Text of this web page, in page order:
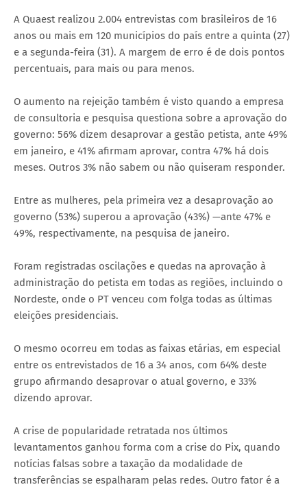
A Quaest realizou 2.004 entrevistas com brasileiros de 16
anos ou mais em 120 municípios do país entre a quinta (27)
e a segunda-feira (31). A margem de erro é de dois pontos
percentuais, para mais ou para menos.
O aumento na rejeição também é visto quando a empresa
de consultoria e pesquisa questiona sobre a aprovação do
governo: 56% dizem desaprovar a gestão petista, ante 49%
em janeiro, e 41% afirmam aprovar, contra 47% há dois
meses. Outros 3% não sabem ou não quiseram responder.
Entre as mulheres, pela primeira vez a desaprovação ao
governo (53%) superou a aprovação (43%) —ante 47% e
49%, respectivamente, na pesquisa de janeiro.
Foram registradas oscilações e quedas na aprovação à
administração do petista em todas as regiões, incluindo o
Nordeste, onde o PT venceu com folga todas as últimas
eleições presidenciais.
O mesmo ocorreu em todas as faixas etárias, em especial
entre os entrevistados de 16 a 34 anos, com 64% deste
grupo afirmando desaprovar o atual governo, e 33%
dizendo aprovar.
A crise de popularidade retratada nos últimos
levantamentos ganhou forma com a crise do Pix, quando
notícias falsas sobre a taxação da modalidade de
transferências se espalharam pelas redes. Outro fator é a